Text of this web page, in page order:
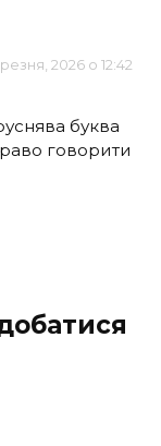
2026 о 12:42
буква
говорити